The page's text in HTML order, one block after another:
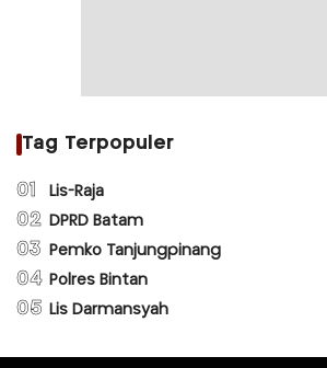
Tag Terpopuler
01 Lis-Raja
02 DPRD Batam
03 Pemko Tanjungpinang
04 Polres Bintan
05 Lis Darmansyah